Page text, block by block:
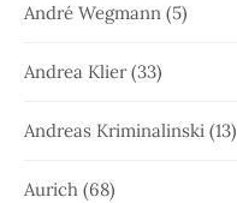
André Wegmann (5)
Andrea Klier(33)
Andreas Kriminalinski (13)
Aurich (68)